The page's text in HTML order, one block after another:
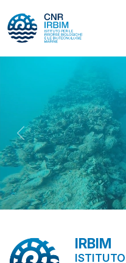
Previous
IRBIM
ISTITUTO